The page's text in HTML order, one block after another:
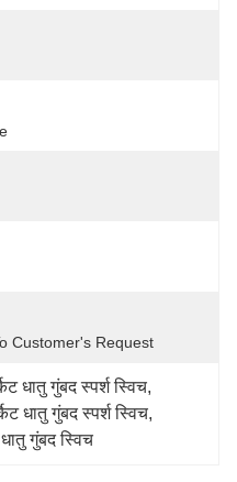
Customer's Request
धातु गुंबद स्पर्श स्विच,
धातु गुंबद स्पर्श स्विच,
गुंबद स्विच